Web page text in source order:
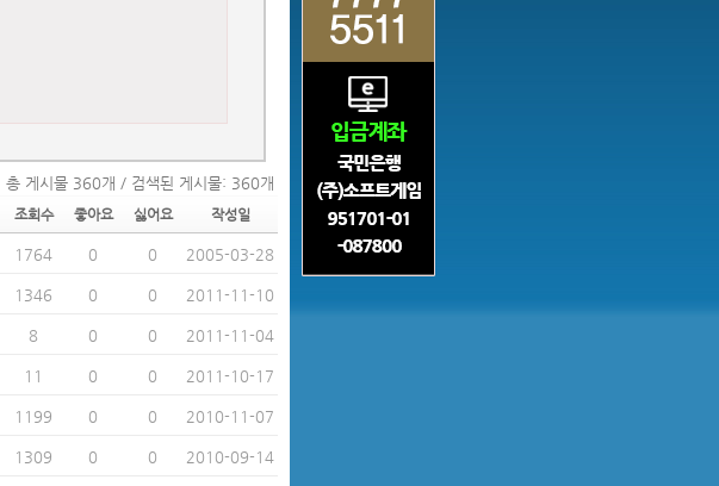
총 게시물 360개 / 검색된 게시물: 360개
조회수 좋아요 싫어요 작성일
1764 0 0 2005-03-28
1346 0 0 2011-11-10
8 0 0 2011-11-04
11 0 0 2011-10-17
1199 0 0 2010-11-07
1309 0 0 2010-09-14